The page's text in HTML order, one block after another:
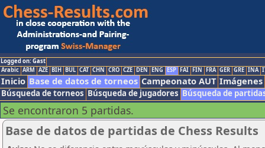
Logged on: Gast
Arabic ARM AZE BIH BUL CAT CHN CRO CZE DEN ENG ESP FAI FIN FRA GER GRE INA
Inicio Base de datos de torneos Campeonato AUT Imágenes
Búsqueda de torneos Búsqueda de jugadores Búsqueda de
Se encontraron 5 partidas.
Base de datos de partidas de Chess Results